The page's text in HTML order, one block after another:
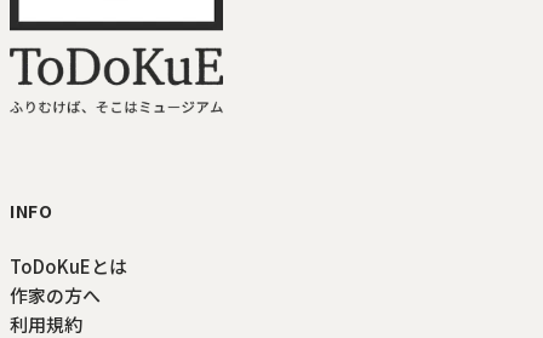
INFO
ToDoKuEとは
作家の方へ
利用規約